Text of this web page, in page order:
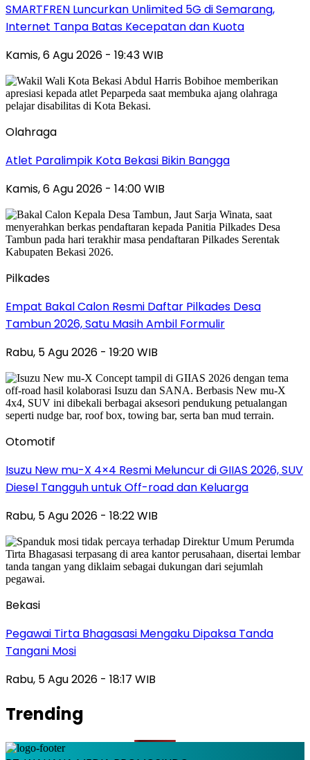
SMARTFREN Luncurkan Unlimited 5G di Semarang,
Internet Tanpa Batas Kecepatan dan Kuota
Kamis, 6 Agu 2026 - 19:43 WIB
Olahraga
Atlet Paralimpik Kota Bekasi Bikin Bangga
Kamis, 6 Agu 2026 - 14:00 WIB
Pilkades
Empat Bakal Calon Resmi Daftar Pilkades Desa
Tambun 2026, Satu Masih Ambil Formulir
Rabu, 5 Agu 2026 - 19:20 WIB
Otomotif
Isuzu New mu-X 4×4 Resmi Meluncur di GIIAS 2026, SUV
Diesel Tangguh untuk Off-road dan Keluarga
Rabu, 5 Agu 2026 - 18:22 WIB
Bekasi
Pegawai Tirta Bhagasasi Mengaku Dipaksa Tanda
Tangani Mosi
Rabu, 5 Agu 2026 - 18:17 WIB
Trending